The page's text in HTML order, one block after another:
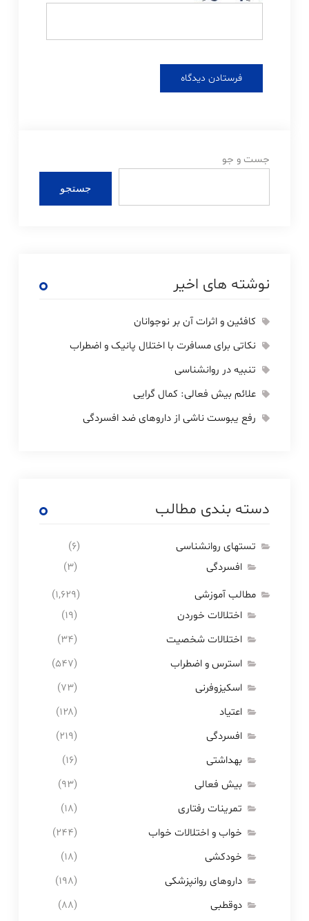
جست و جو
جستجو
نوشته های اخیر
کافئین و اثرات آن بر نوجوانان
نکاتی برای مسافرت با اختلال پانیک و اضطراب
تنبیه در روانشناسی
علائم بیش فعالی: کمال گرایی
رفع یبوست ناشی از داروهای ضد افسردگی
دسته بندی مطالب
تستهای روانشناسی
(۶)
افسردگی
(۳)
مطالب آموزشی
(۱,۶۲۹)
اختلالات خوردن
(۱۹)
اختلالات شخصیت
(۳۴)
استرس و اضطراب
(۵۴۷)
اسکیزوفرنی
(۷۳)
اعتیاد
(۱۲۸)
افسردگی
(۲۱۹)
بهداشتی
(۱۶)
بیش فعالی
(۹۳)
تمرینات رفتاری
(۱۸)
خواب و اختلالات خواب
(۲۴۴)
خودکشی
(۱۸)
داروهای روانپزشکی
(۱۹۸)
دوقطبی
(۸۸)